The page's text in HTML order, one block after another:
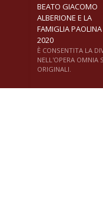
BEATO GIACOMO
ALBERIONE E LA
FAMIGLIA
2020
È CONSENTITA LA
NELL'OPERA OMNIA
ORIGINALI.